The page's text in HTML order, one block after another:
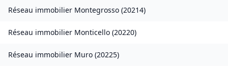
Réseau immobilier Montegrosso (20214)
Réseau immobilier Monticello (20220)
Réseau immobilier Muro (20225)